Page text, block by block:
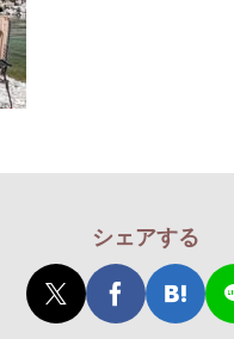
シェアする